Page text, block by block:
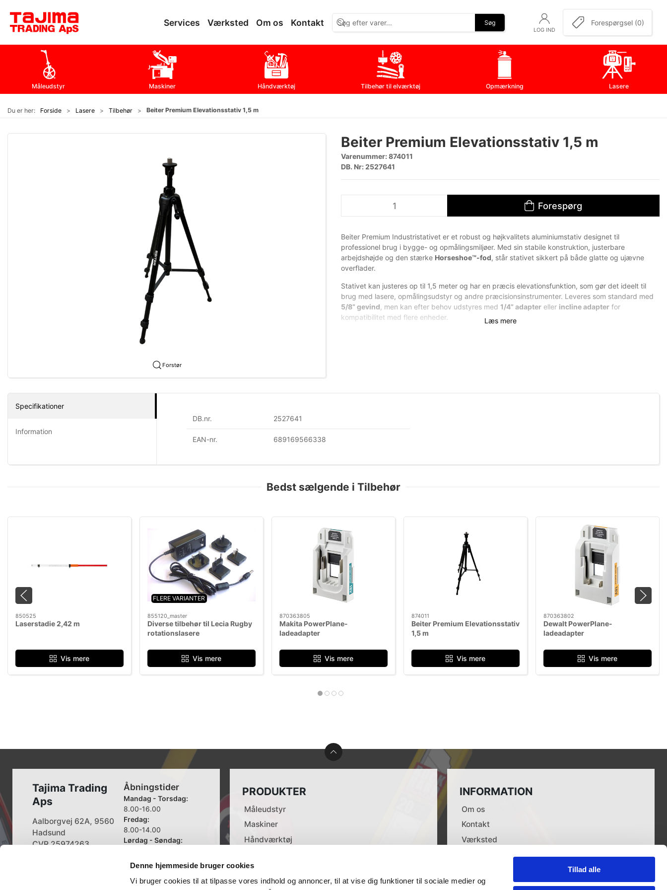
Denne hjemmeside bruger cookies
Vi bruger cookies til at tilpasse vores indhold og annoncer, til at vise dig funktioner til sociale medier og
Tillad alle
Services Værksted Om os Kontakt Søg
LOG IND
Forespørgsel (0)
Måleudstyr Maskiner Håndværktøj Tilbehør til elværktøj Opmærkning Lasere
Du er her: Forside Lasere Tilbehør Beiter Premium Elevationsstativ 1,5 m
Forstør
Beiter Premium Elevationsstativ 1,5 m
Varenummer:874011
DB. Nr: 2527641
Forespørg
Beiter Premium Industristativet er et robust og højkvalitets aluminiumstativ designet til
professionel brug i bygge- og opmålingsmiljøer. Med sin stabile konstruktion, justerbare
arbejdshøjde og den stærke Horseshoe™-fod, står stativet sikkert på både glatte og ujævne
overflader.
Stativet kan justeres op til 1,5 meter og har en præcis elevationsfunktion, som gør det ideelt til
brug med lasere, opmålingsudstyr og andre præcisionsinstrumenter. Leveres som standard med
5/8” gevind , men kan efter behov udstyres med 1/4” adapter eller incline adapter for
kompatibilitet med flere enheder.
Læs mere
Specifikationer
Information
DB.nr. 2527641
EAN-nr. 689169566338
Bedst sælgende i Tilbehør
850525
Laserstadie 2,42 m
Vis mere
FLERE VARIANTER
855120_master
Diverse tilbehør til Lecia Rugby
rotationslasere
Vis mere
870363805
Makita PowerPlane-
ladeadapter
Vis mere
874011
Beiter Premium Elevationsstativ
1,5 m
Vis mere
870363802
Dewalt PowerPlane-
ladeadapter
Vis mere
Tajima Trading
Aps
Aalborgvej 62A, 9560
Hadsund
CVR 25974263
Åbningstider
Mandag - Torsdag:
8.00-16.00
Fredag:
8.00-14.00
Lørdag - Søndag:
+45 96 52 08 60
info@tajima.dk
PRODUKTER
Måleudstyr
Maskiner
Håndværktøj
Opmærkning
Lasere
INFORMATION
Om os
Kontakt
Værksted
Forhandlere